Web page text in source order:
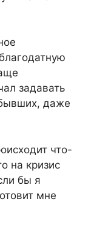
задавать
даже
что-
на кризис
бы я
мне